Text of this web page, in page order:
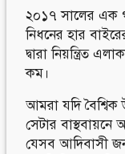
২০১৭ সালের এক
নিধনের হার
দ্বারা নিয়ন্ত্রিত
কম।
আমরা যদি বৈশ্বিক
সেটার
যেসব আদিবাসী